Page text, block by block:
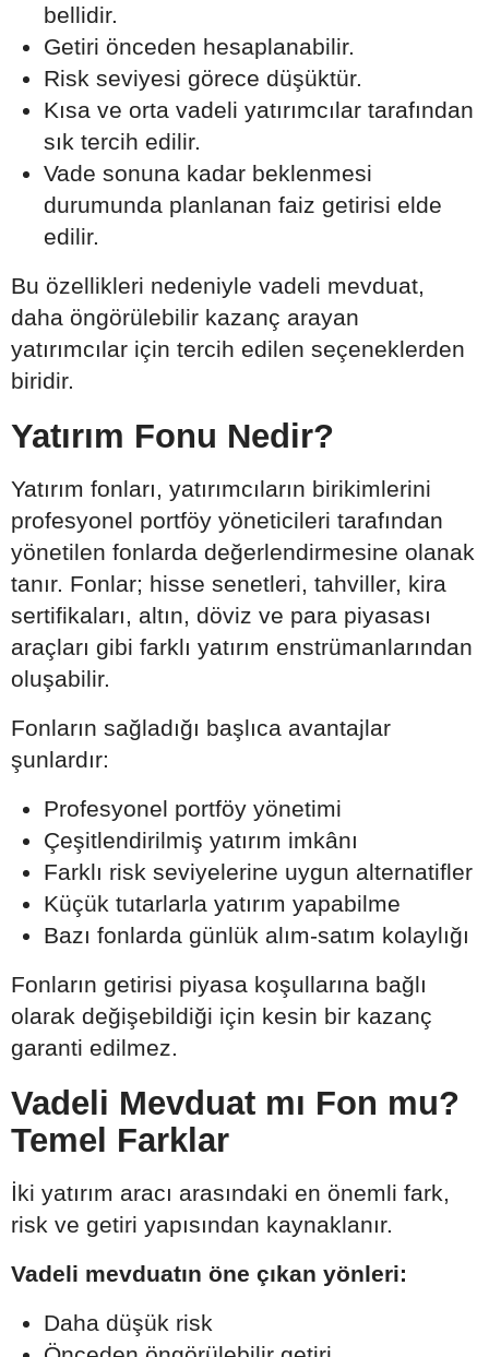
bellidir.
Getiri önceden hesaplanabilir.
Risk seviyesi görece düşüktür.
Kısa ve orta vadeli yatırımcılar tarafından
sık tercih edilir.
Vade sonuna kadar beklenmesi
durumunda planlanan faiz getirisi elde
edilir.
Bu özellikleri nedeniyle vadeli mevduat,
daha öngörülebilir kazanç arayan
yatırımcılar için tercih edilen seçeneklerden
biridir.
Yatırım Fonu Nedir?
Yatırım fonları, yatırımcıların birikimlerini
profesyonel portföy yöneticileri tarafından
yönetilen fonlarda değerlendirmesine olanak
tanır. Fonlar; hisse senetleri, tahviller, kira
sertifikaları, altın, döviz ve para piyasası
araçları gibi farklı yatırım enstrümanlarından
oluşabilir.
Fonların sağladığı başlıca avantajlar
şunlardır:
Profesyonel portföy yönetimi
Çeşitlendirilmiş yatırım imkânı
Farklı risk seviyelerine uygun alternatifler
Küçük tutarlarla yatırım yapabilme
Bazı fonlarda günlük alım-satım kolaylığı
Fonların getirisi piyasa koşullarına bağlı
olarak değişebildiği için kesin bir kazanç
garanti edilmez.
Vadeli Mevduat mı Fon mu?
Temel Farklar
İki yatırım aracı arasındaki en önemli fark,
risk ve getiri yapısından kaynaklanır.
Vadeli mevduatın öne çıkan yönleri:
Daha düşük risk